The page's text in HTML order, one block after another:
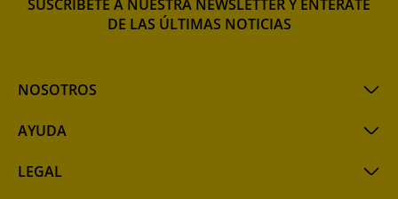
NOSOTROS
AYUDA
LEGAL
SUSCRÍBETE A NUESTRA NEWSLETTER Y ENTÉRATE
DE LAS ÚLTIMAS NOTICIAS